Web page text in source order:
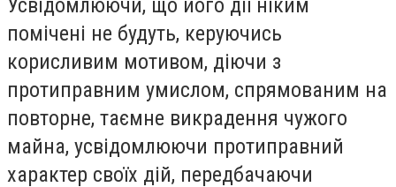
помічені не будуть, керуючись
корисливим мотивом, діючи з
протиправним умислом, спрямованим на
повторне, таємне викрадення чужого
майна, усвідомлюючи протиправний
характер своїх дій, передбачаючи